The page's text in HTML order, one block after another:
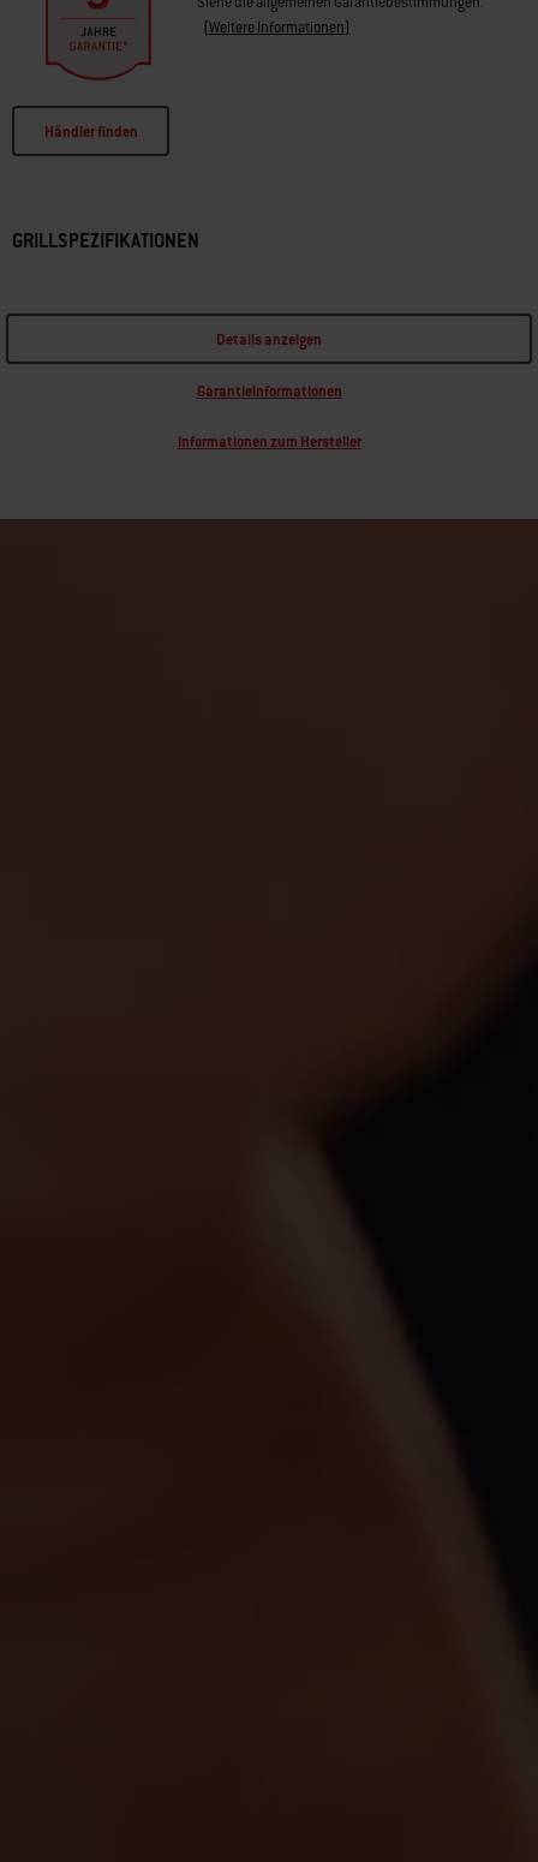
(Weitere Informationen)
Händler finden
GRILLSPEZIFIKATIONEN
Details anzeigen
Garantieinformationen
Informationen zum Hersteller